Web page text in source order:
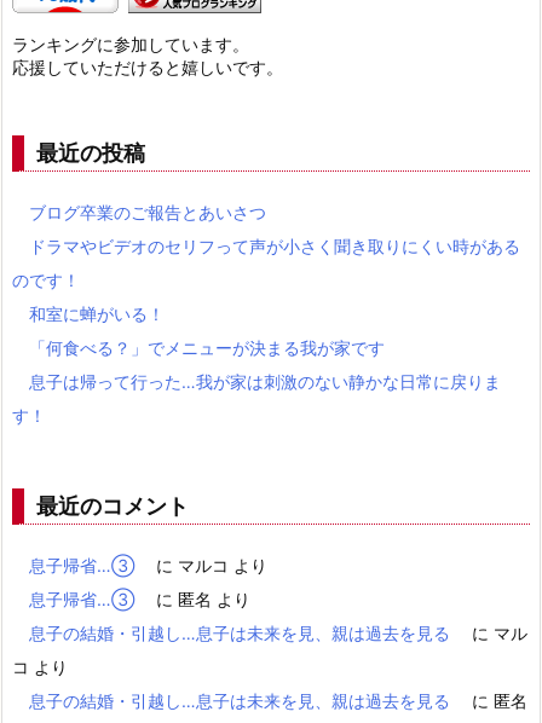
ランキングに参加しています。
応援していただけると嬉しいです。
最近の投稿
ブログ卒業のご報告とあいさつ
ドラマやビデオのセリフって声が小さく聞き取りにくい時がある
のです！
和室に蝉がいる！
「何食べる？」でメニューが決まる我が家です
息子は帰って行った…我が家は刺激のない静かな日常に戻りま
す！
最近のコメント
息子帰省…③ に マルコ より
息子帰省…③
に 匿名 より
息子の結婚・引越し…息子は未来を見、親は過去を見る
に マル
コ より
息子の結婚・引越し…息子は未来を見、親は過去を見る
に 匿名